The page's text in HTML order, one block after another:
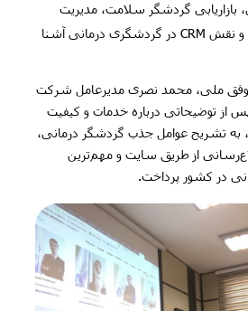
بازاریابی گردشگر سلامت، مدیریت
و نقش CRM در گردشگری درمانی آشنا
ملی، محمد نصری مدیرعامل شرکت
از توضیحاتی درباره خدمات و کیفیت
به تشریح عوامل جذب گردشگر درمانی،
از طریق سایت و مهم‌ترین
در کشور پرداخت.